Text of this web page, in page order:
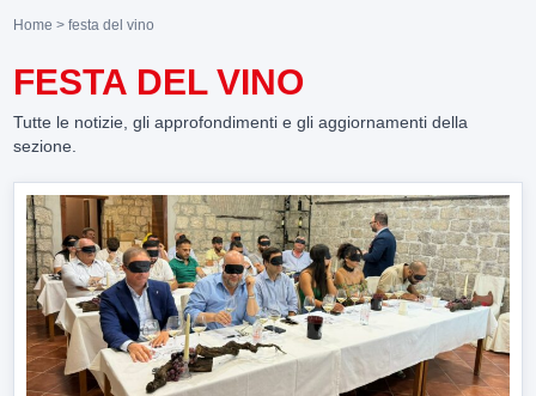
Home > festa del vino
FESTA DEL VINO
Tutte le notizie, gli approfondimenti e gli aggiornamenti della
sezione.